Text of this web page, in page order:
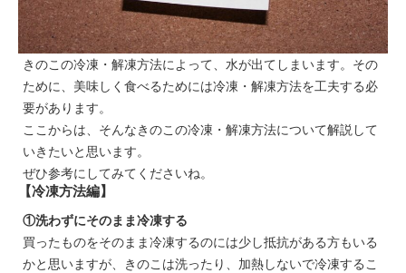
きのこの冷凍・解凍方法によって、水が出てしまいます。その
ために、美味しく食べるためには冷凍・解凍方法を工夫する必
要があります。
ここからは、そんなきのこの冷凍・解凍方法について解説して
いきたいと思います。
ぜひ参考にしてみてくださいね。
【冷凍方法編】
①洗わずにそのまま冷凍する
買ったものをそのまま冷凍するのには少し抵抗がある方もいる
かと思いますが、きのこは洗ったり、加熱しないで冷凍するこ